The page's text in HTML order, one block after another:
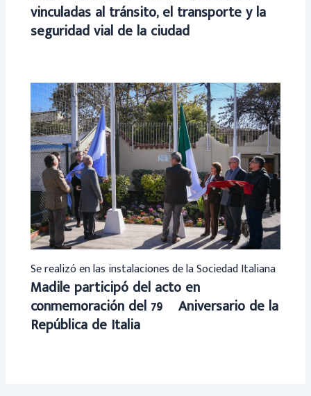
vinculadas al tránsito, el transporte y la
seguridad vial de la ciudad
Se realizó en las instalaciones de la Sociedad Italiana
Madile participó del acto en
conmemoración del 79º Aniversario de la
República de Italia